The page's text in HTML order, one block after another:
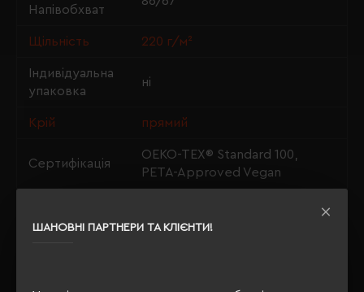
ШАНОВНІ ПАРТНЕРИ ТА КЛІЄНТИ!
Напівобхват
Щільність 220 г/м²
Індивідуальна
упаковка
ні
Крій прямий
Сертифікація
OEKO-TEX® Standard 100,
PETA-Approved Vegan